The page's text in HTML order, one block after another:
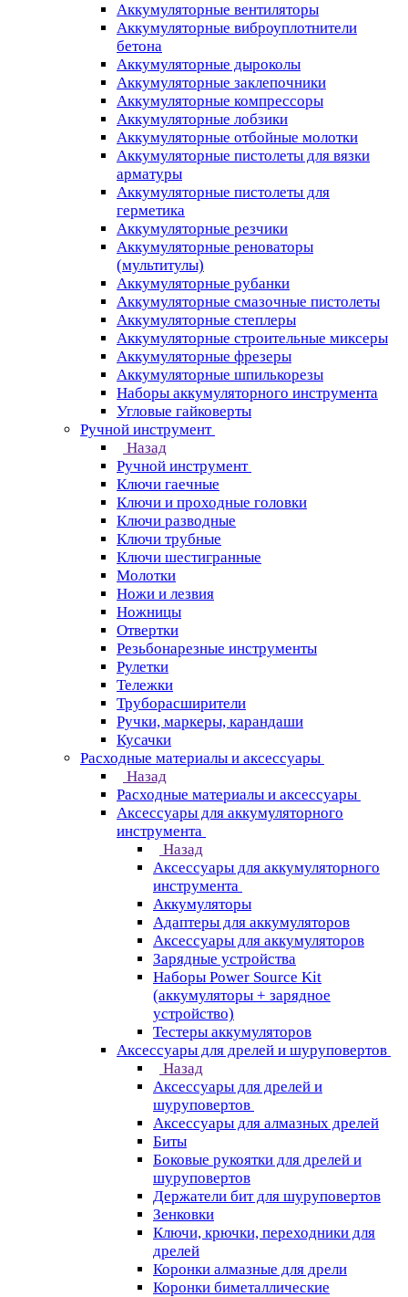
Аккумуляторные вентиляторы
Аккумуляторные виброуплотнители
бетона
Аккумуляторные дыроколы
Аккумуляторные заклепочники
Аккумуляторные компрессоры
Аккумуляторные лобзики
Аккумуляторные отбойные молотки
Аккумуляторные пистолеты для вязки
арматуры
Аккумуляторные пистолеты для
герметика
Аккумуляторные резчики
Аккумуляторные реноваторы
(мультитулы)
Аккумуляторные рубанки
Аккумуляторные смазочные пистолеты
Аккумуляторные степлеры
Аккумуляторные строительные миксеры
Аккумуляторные фрезеры
Аккумуляторные шпилькорезы
Наборы аккумуляторного инструмента
Угловые гайковерты
Ручной инструмент
Назад
Ручной инструмент
Ключи гаечные
Ключи и проходные головки
Ключи разводные
Ключи трубные
Ключи шестигранные
Молотки
Ножи и лезвия
Ножницы
Отвертки
Резьбонарезные инструменты
Рулетки
Тележки
Труборасширители
Ручки, маркеры, карандаши
Кусачки
Расходные материалы и аксессуары
Назад
Расходные материалы и аксессуары
Аксессуары для аккумуляторного
инструмента
Назад
Аксессуары для аккумуляторного
инструмента
Aккумуляторы
Адаптеры для аккумуляторов
Аксессуары для аккумуляторов
Зарядные устройства
Наборы Power Source Kit
(аккумуляторы + зарядное
устройство)
Тестеры аккумуляторов
Аксессуары для дрелей и шуруповертов
Назад
Аксессуары для дрелей и
шуруповертов
Аксессуары для алмазных дрелей
Биты
Боковые рукоятки для дрелей и
шуруповертов
Держатели бит для шуруповертов
Зенковки
Ключи, крючки, переходники для
дрелей
Коронки алмазные для дрели
Коронки биметаллические